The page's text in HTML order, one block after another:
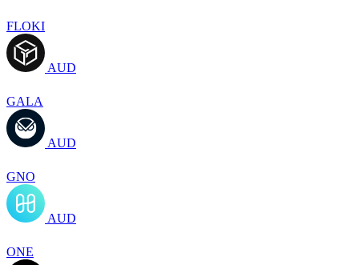
FLOKI
AUD
GALA
AUD
GNO
AUD
ONE